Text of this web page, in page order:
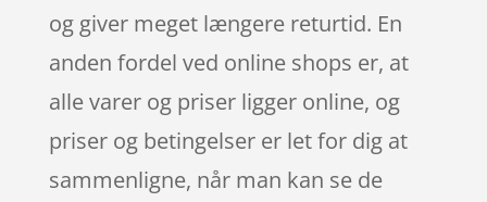
og giver meget længere returtid. En
anden fordel ved online shops er, at
alle varer og priser ligger online, og
priser og betingelser er let for dig at
sammenligne, når man kan se de